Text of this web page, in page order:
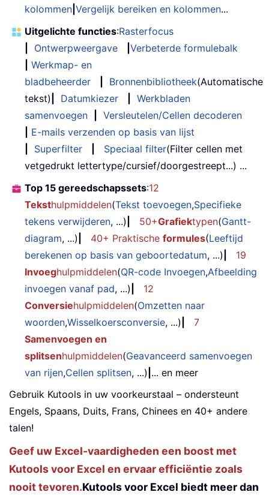
kolommen Vergelijk bereiken en kolommen...
Uitgelichte functies:Rasterfocus
Ontwerpweergave
Verbeterde formulebalk
Werkmap- en
bladbeheerder
Bronnenbibliotheek(Automatische
tekst)
Datumkiezer
Werkbladen
samenvoegen
Versleutelen/Cellen decoderen
E-mails verzenden op basis van lijst
Superfilter Speciaal filter(Filter cellen met
vetgedrukt lettertype/cursief/doorgestreept...) ...
Top 15 gereedschapssets:12
Teksthulpmiddelen(Tekst toevoegen,Specifieke
tekens verwijderen, ...) 50+Grafiektypen(Gantt-
diagram, ...) 40+ Praktische formules(Leeftijd
berekenen op basis van geboortedatum, ...)
19
Invoeghulpmiddelen(QR-code Invoegen,Afbeelding
invoegen vanaf pad, ...)
12
Conversiehulpmiddelen(Omzetten naar
woorden,Wisselkoersconversie, ...)
7
Samenvoegen en
splitsenhulpmiddelen(Geavanceerd samenvoegen
van rijen,Cellen splitsen, ...) ... en meer
Gebruik Kutools in uw voorkeurstaal – ondersteunt
Engels, Spaans, Duits, Frans, Chinees en 40+ andere
talen!
Geef uw Excel-vaardigheden een boost met
Kutools voor Excel en ervaar efficiëntie zoals
nooit tevoren.Kutools voor Excel biedt meer dan